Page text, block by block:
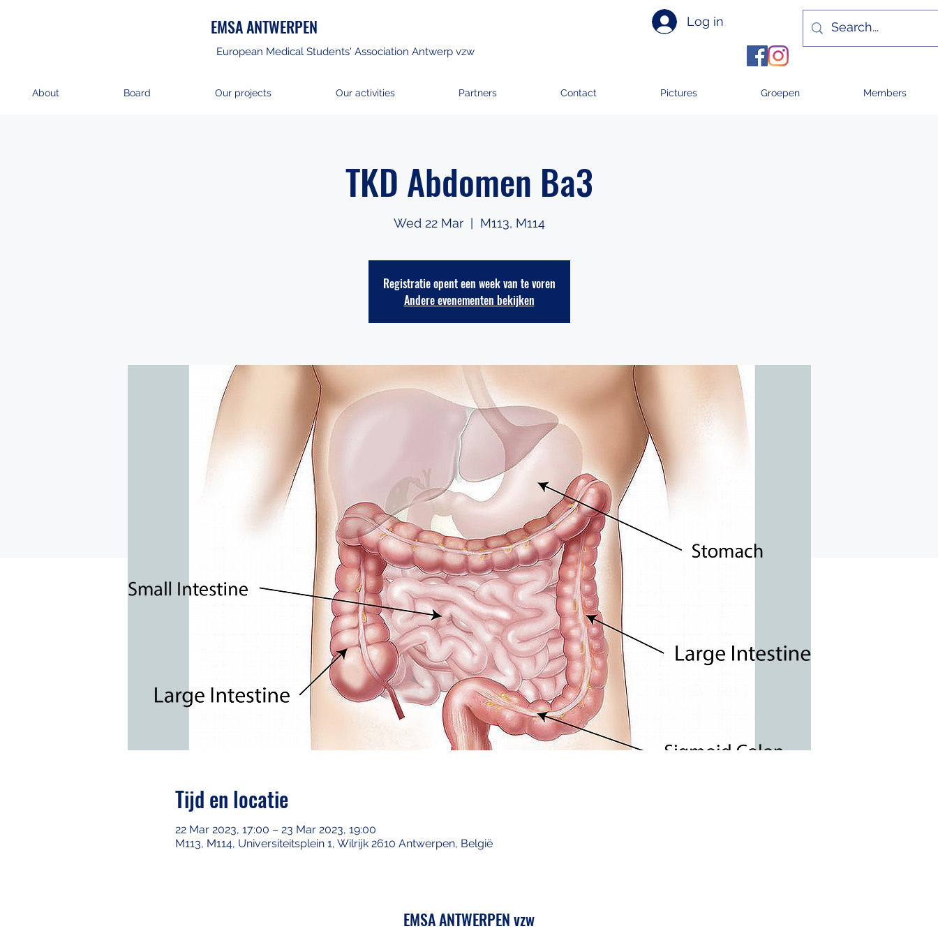
EMSA ANTWERPEN Log in
European Medical Students' Association Antwerp vzw
About Board Our projects Our activities Partners Contact Pictures Groepen Members
TKD Abdomen Ba3
Wed 22 Mar
  |
M113, M114
Registratie opent een week van te voren
Andere evenementen bekijken
Tijd en locatie
22 Mar 2023, 17:00 – 23 Mar 2023, 19:00
M113, M114, Universiteitsplein 1, Wilrijk 2610 Antwerpen, België
EMSA ANTWERPEN vzw